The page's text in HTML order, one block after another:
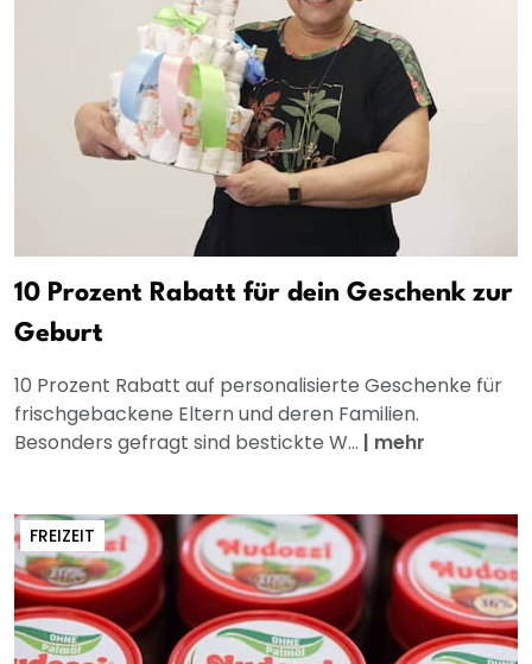
10 Prozent Rabatt für dein Geschenk zur
Geburt
10 Prozent Rabatt auf personalisierte Geschenke für
frischgebackene Eltern und deren Familien.
Besonders gefragt sind bestickte W... | mehr
FREIZEIT